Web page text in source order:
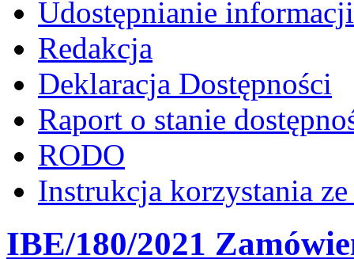
Udostępnianie informacji
Redakcja
Deklaracja Dostępności
Raport o stanie
RODO
Instrukcja korzystania
IBE/180/2021